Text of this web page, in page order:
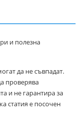
и полезна
да не съвпадат.
проверява
и не гарантира за
статия е посочен